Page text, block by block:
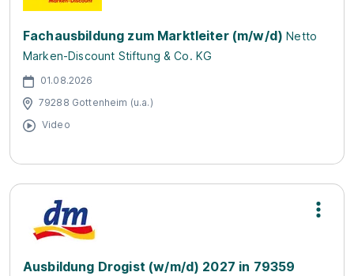
Fachausbildung zum Marktleiter (m/w/d) Netto
Marken-Discount Stiftung & Co. KG
01.08.2026
79288 Gottenheim (u.a.)
Video
Ausbildung Drogist (w/m/d) 2027 in 79359